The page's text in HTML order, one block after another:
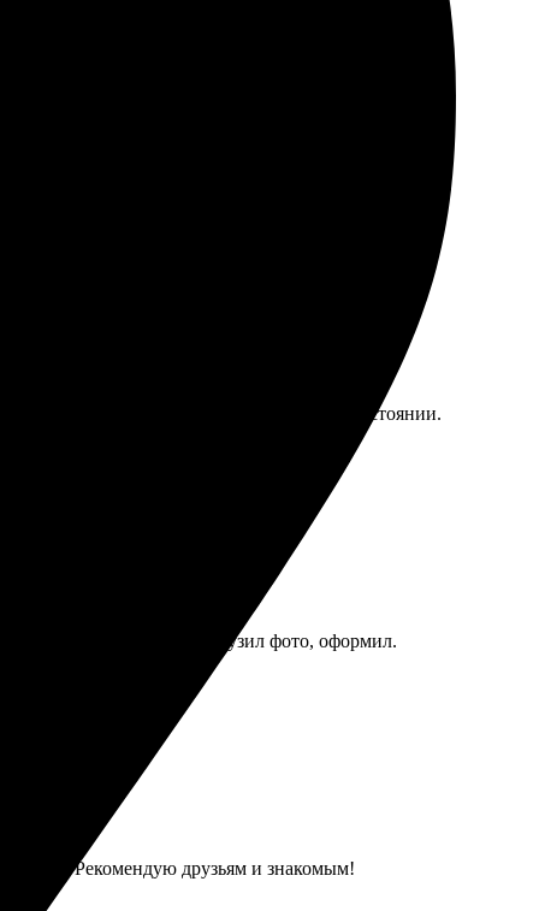
превзошел ожидания! Обязательно
Доставили за пару дней в идеальном состоянии.
выбрал размеры, загрузил фото, оформил.
Рекомендую друзьям и знакомым!